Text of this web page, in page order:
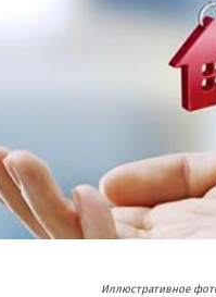
Иллюстративное